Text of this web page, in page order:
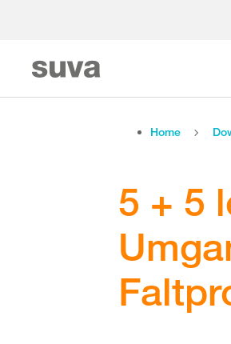
Home
5 + 5